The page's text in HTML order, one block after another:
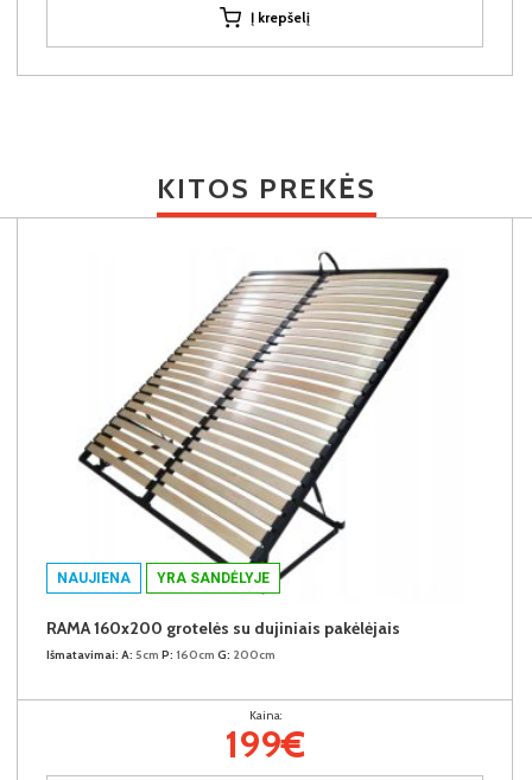
Į krepšelį
KITOS PREKĖS
NAUJIENA YRA SANDĖLYJE
RAMA 160x200 grotelės su dujiniais pakėlėjais
Išmatavimai: A: 5cm P: 160cm G: 200cm
Kaina:
199€